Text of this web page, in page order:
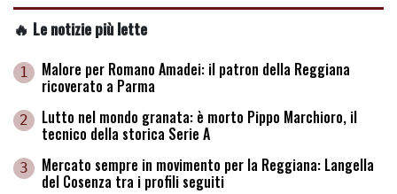
🔥 Le notizie più lette
1 Malore per Romano Amadei: il patron della Reggiana
ricoverato a Parma
2 Lutto nel mondo granata: è morto Pippo Marchioro, il
tecnico della storica Serie A
3 Mercato sempre in movimento per la Reggiana: Langella
del Cosenza tra i profili seguiti